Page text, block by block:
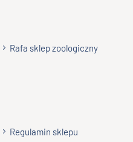
Rafa sklep zoologiczny
Regulamin sklepu